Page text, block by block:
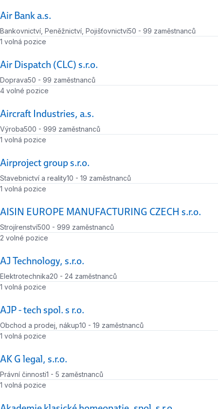
Air Bank a.s.
Bankovnictví, Peněžnictví, Pojišťovnictví
Počet zaměstnanců
50 - 99 zaměstnanců
Air Dispatch (CLC) s.r.o.
Počet volných míst
1 volná pozice
Doprava
Počet zaměstnanců
50 - 99 zaměstnanců
Aircraft Industries, a.s.
Počet volných míst
4 volné pozice
Výroba
Počet zaměstnanců
500 - 999 zaměstnanců
Airproject group s.r.o.
Počet volných míst
1 volná pozice
Stavebnictví a reality
Počet zaměstnanců
10 - 19 zaměstnanců
AISIN EUROPE MANUFACTURING CZECH s.r.o.
Počet volných míst
1 volná pozice
Strojírenství
Počet zaměstnanců
500 - 999 zaměstnanců
AJ Technology, s.r.o.
Počet volných míst
2 volné pozice
Elektrotechnika
Počet zaměstnanců
20 - 24 zaměstnanců
AJP - tech spol. s r.o.
Počet volných míst
1 volná pozice
Obchod a prodej, nákup
Počet zaměstnanců
10 - 19 zaměstnanců
AK G legal, s.r.o.
Počet volných míst
1 volná pozice
Právní činnosti
Počet zaměstnanců
1 - 5 zaměstnanců
Počet volných míst
1 volná pozice